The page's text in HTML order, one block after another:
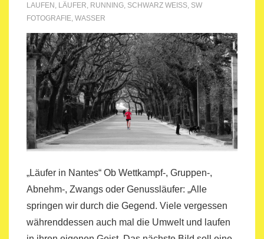
LAUFEN , LÄUFER, RUNNING, SCHWARZ WEISS , SW
FOTOGRAFIE, WASSER
„Läufer in Nantes“ Ob Wettkampf-, Gruppen-,
Abnehm-, Zwangs oder Genussläufer: „Alle
springen wir durch die Gegend. Viele vergessen
währenddessen auch mal die Umwelt und laufen